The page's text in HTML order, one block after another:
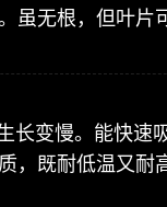
虽无根，但叶片
长变慢。能快速
，既耐低温又耐